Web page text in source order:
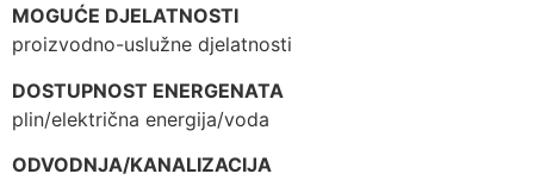
MOGUĆE DJELATNOSTI
proizvodno-uslužne djelatnosti
DOSTUPNOST ENERGENATA
plin/električna energija/voda
ODVODNJA/KANALIZACIJA